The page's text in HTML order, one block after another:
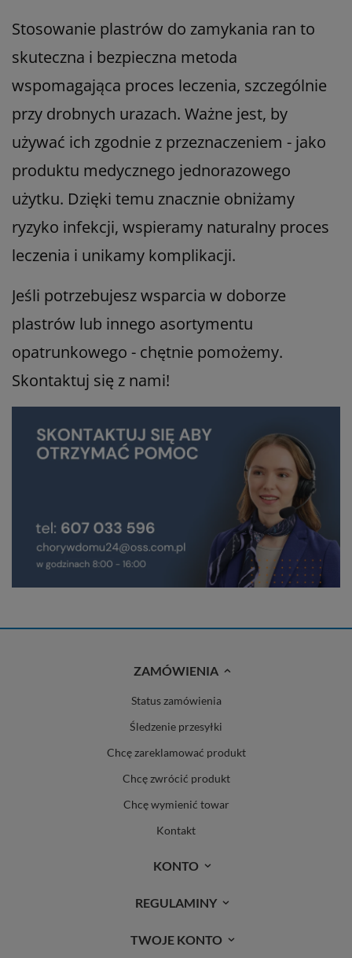
Stosowanie plastrów do zamykania ran to
skuteczna i bezpieczna metoda
wspomagająca proces leczenia, szczególnie
przy drobnych urazach. Ważne jest, by
używać ich zgodnie z przeznaczeniem - jako
produktu medycznego jednorazowego
użytku. Dzięki temu znacznie obniżamy
ryzyko infekcji, wspieramy naturalny proces
leczenia i unikamy komplikacji.
Jeśli potrzebujesz wsparcia w doborze
plastrów lub innego asortymentu
opatrunkowego - chętnie pomożemy.
Skontaktuj się z nami!
ZAMÓWIENIA
Status zamówienia
Śledzenie przesyłki
Chcę zareklamować produkt
Chcę zwrócić produkt
Chcę wymienić towar
Kontakt
KONTO
REGULAMINY
TWOJE KONTO